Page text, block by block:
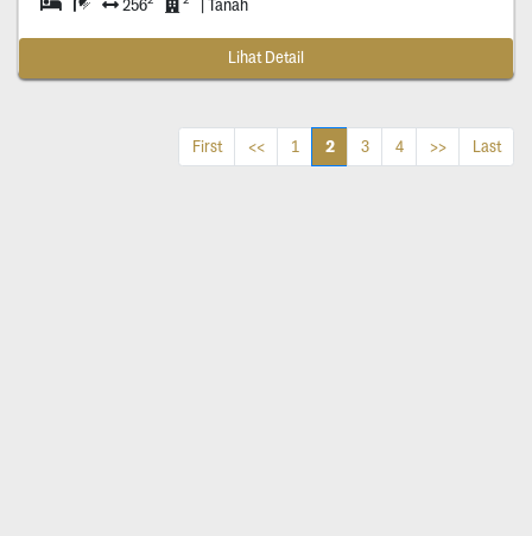
256 | Tanah
Lihat Detail
First << 1 2 3 4 >> Last